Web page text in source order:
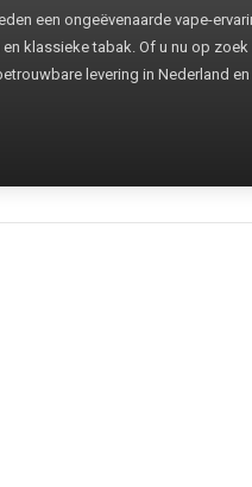
een ongeëvenaarde vape-
klassieke tabak. Of u nu op
levering in Nederland en